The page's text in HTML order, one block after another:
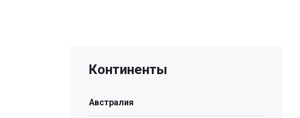
Континенты
Австралия